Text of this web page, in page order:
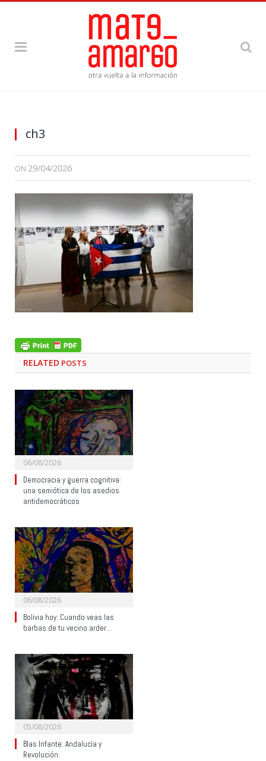
ch3
ON 29/04/2026
RELATED POSTS
06/08/2026
Democracia y guerra cognitiva:
una semiótica de los asedios
antidemocráticos
06/08/2026
Bolivia hoy: Cuando veas las
barbas de tu vecino arder…
05/08/2026
Blas Infante: Andalucía y
Revolución.